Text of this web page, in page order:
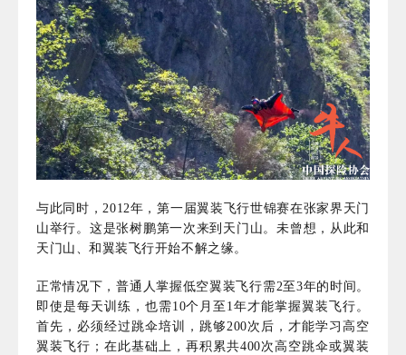
与此同时，2012年，第一届翼装飞行世锦赛在张家界天门
山举行。这是张树鹏第一次来到天门山。未曾想，从此和
天门山、和翼装飞行开始不解之缘。
正常情况下，普通人掌握低空翼装飞行需2至3年的时间。
即使是每天训练，也需10个月至1年才能掌握翼装飞行。
首先，必须经过跳伞培训，跳够200次后，才能学习高空
翼装飞行；在此基础上，再积累共400次高空跳伞或翼装